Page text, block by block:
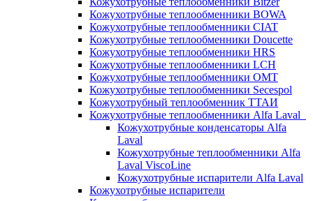
Кожухотрубные теплообменники BOWA
Кожухотрубные теплообменники CIAT
Кожухотрубные теплообменники Doucette
Кожухотрубные теплообменники HRS
Кожухотрубные теплообменники LCH
Кожухотрубные теплообменники OMT
Кожухотрубные теплообменники Secespol
Кожухотрубный теплообменник ТТАИ
Кожухотрубные теплообменники Alfa Laval
Кожухотрубные конденсаторы Alfa
Laval
Кожухотрубные теплообменники Alfa
Laval ViscoLine
Кожухотрубные испарители Alfa Laval
Кожухотрубные испарители